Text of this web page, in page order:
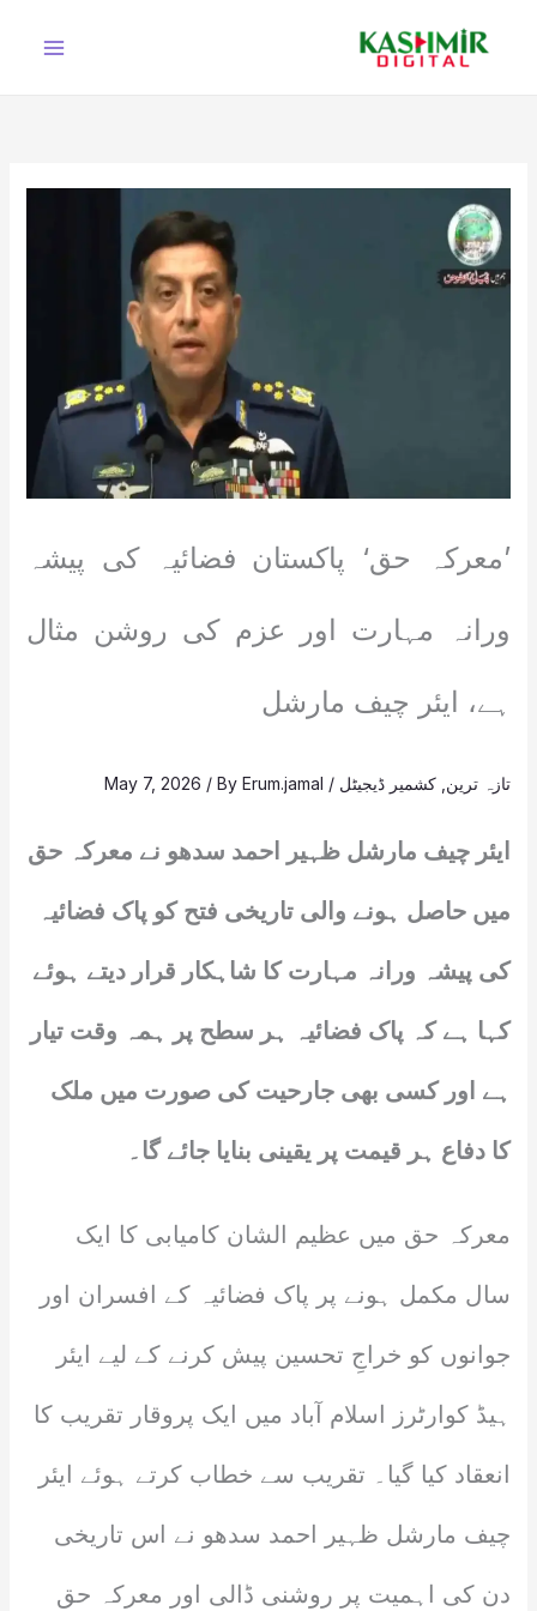
’معرکہ حق‘ پاکستان فضائیہ کی پیشہ
ورانہ مہارت اور عزم کی روشن مثال
ہے، ایئر چیف مارشل
تازہ ترین کشمیر ڈیجیٹل /
May 7, 2026 / ByErum.jamal
ایئر چیف مارشل ظہیر احمد سدھو نے معرکہ حق
میں حاصل ہونے والی تاریخی فتح کو پاک فضائیہ
کی پیشہ ورانہ مہارت کا شاہکار قرار دیتے ہوئے
کہا ہے کہ پاک فضائیہ ہر سطح پر ہمہ وقت تیار
ہے اور کسی بھی جارحیت کی صورت میں ملک
کا دفاع ہر قیمت پر یقینی بنایا جائے گا۔
معرکہ حق میں عظیم الشان کامیابی کا ایک
سال مکمل ہونے پر پاک فضائیہ کے افسران اور
جوانوں کو خراجِ تحسین پیش کرنے کے لیے ایئر
ہیڈ کوارٹرز اسلام آباد میں ایک پروقار تقریب کا
انعقاد کیا گیا۔ تقریب سے خطاب کرتے ہوئے ایئر
چیف مارشل ظہیر احمد سدھو نے اس تاریخی
دن کی اہمیت پر روشنی ڈالی اور معرکہ حق